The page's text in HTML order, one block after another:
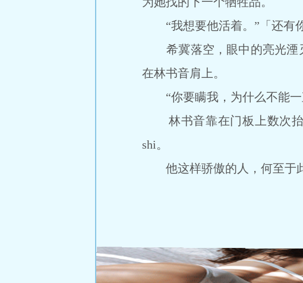
“我想要他活着。”「还有你
希冀落空，眼中的亮光湮
在林书音肩上。
“你要瞒我，为什么不能一
林书音靠在门板上数次抬
shi。
他这样骄傲的人，何至于